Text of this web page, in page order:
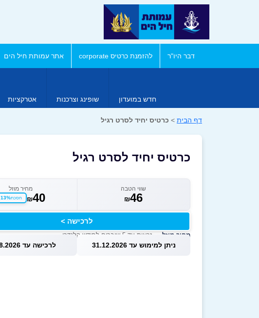
דבר היו"ר להזמנת כרטיס corporate אתר עמותת חיל הים
חדש במועדון שופינג וצרכנות אטרקציות
דף הבית > כרטיס יחיד לסרט רגיל
כרטיס יחיד לסרט רגיל
שווי הטבה
₪46
מחיר מוזל
₪40 חסכת13%
לרכישה >
מחיר מוזל — זכאות עד 5 שוברים לחודש קלנדרי
ניתן למימוש עד 31.12.2026 לרכישה עד 31.08.2026